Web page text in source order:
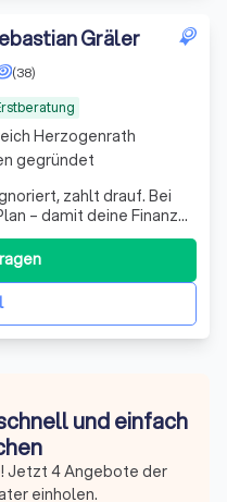
Gräler
(38)
zahlt drauf. Bei
– damit deine Finanzen
deines Lebens.
Herzogenrath
gegründet
und einfach
Jetzt 4 Angebote der
einholen.